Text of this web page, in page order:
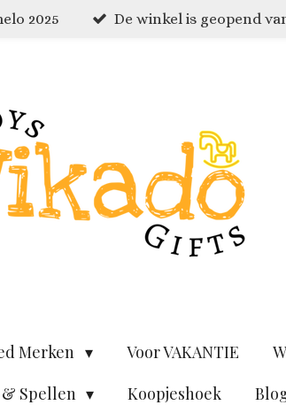
2025 De winkel is geopend
Merken Voor VAKANTIE
Spellen Koopjeshoek